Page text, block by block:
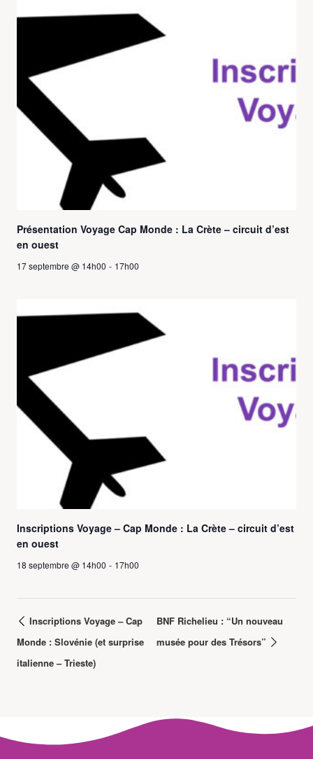
Présentation Voyage Cap Monde : La Crète – circuit d’est
en ouest
17 septembre @ 14h00 - 17h00
Inscriptions Voyage – Cap Monde : La Crète – circuit d’est
en ouest
18 septembre @ 14h00 - 17h00
Inscriptions Voyage – Cap
Monde : Slovénie (et surprise
italienne – Trieste)
BNF Richelieu : “Un nouveau
musée pour des Trésors”